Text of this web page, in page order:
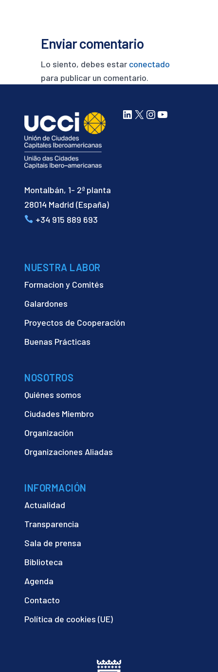
Enviar comentario
Lo siento, debes estar conectado
para publicar un comentario.
Montalbán, 1- 2ª planta
28014 Madrid (España)
+34 915 889 693
LinkedIn
X Instagram
YouTube
NUESTRA LABOR
Formacion y Comités
Galardones
Proyectos de Cooperación
Buenas Prácticas
NOSOTROS
Quiénes somos
Ciudades Miembro
Organización
Organizaciones Aliadas
INFORMACIÓN
Actualidad
Transparencia
Sala de prensa
Biblioteca
Agenda
Contacto
Política de cookies (UE)